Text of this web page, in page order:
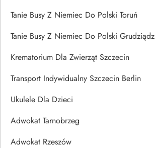
Tanie Busy Z Niemiec Do Polski Toruń
Tanie Busy Z Niemiec Do Polski Grudziądz
Krematorium Dla Zwierząt Szczecin
Transport Indywidualny Szczecin Berlin
Ukulele Dla Dzieci
Adwokat Tarnobrzeg
Adwokat Rzeszów